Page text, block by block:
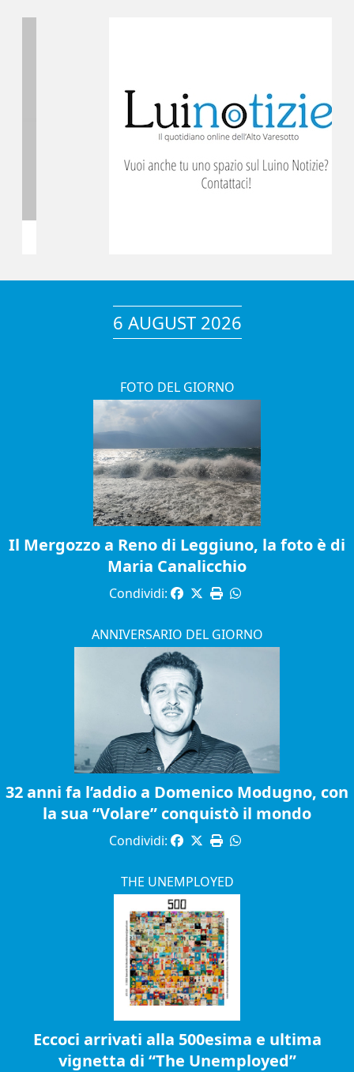
6 AUGUST 2026
FOTO DEL GIORNO
Il Mergozzo a Reno di Leggiuno, la foto è di
Maria Canalicchio
Condividi:
ANNIVERSARIO DEL GIORNO
32 anni fa l’addio a Domenico Modugno, con
la sua “Volare” conquistò il mondo
Condividi:
THE UNEMPLOYED
Eccoci arrivati alla 500esima e ultima
vignetta di “The Unemployed”